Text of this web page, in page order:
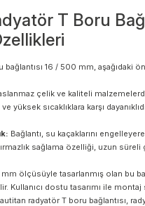
T Boru
bağlantısı 16 / 500 mm, aşağıdaki
çelik ve kaliteli
yüksek sıcaklıklara karşı
Bağlantı, su kaçaklarını
sağlama özelliği, uzun
ölçüsüyle tasarlanmış olan bu
Kullanıcı dostu tasarımı ile montaj
radyatör T boru bağlantısı,